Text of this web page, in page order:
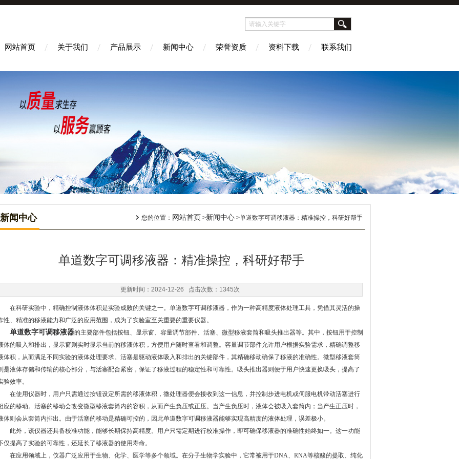
网站首页 关于我们 产品展示 新闻中心 荣誉资质 资料下载 联系我们
新闻中心 您的位置： 网站首页 >新闻中心 >单道数字可调移液器：精准操控，科研好帮手
单道数字可调移液器：精准操控，科研好帮手
更新时间：2024-12-26 点击次数：1345次
科研实验中，精确控制液体体积是实验成败的关键之一。单道数字可调移液器，作为一种高精度液体处理工具，凭借其灵活的操
性、精准的移液能力和广泛的应用范围，成为了实验室至关重要的重要仪器。
单道数字可调移液器的主要部件包括按钮、显示窗、容量调节部件、活塞、微型移液套筒和吸头推出器等。其中，按钮用于控制
体的吸入和排出，显示窗则实时显示当前的移液体积，方便用户随时查看和调整。容量调节部件允许用户根据实验需求，精确调整移
体积，从而满足不同实验的液体处理要求。活塞是驱动液体吸入和排出的关键部件，其精确移动确保了移液的准确性。微型移液套筒
是液体存储和传输的核心部分，与活塞配合紧密，保证了移液过程的稳定性和可靠性。吸头推出器则便于用户快速更换吸头，提高了
验效率。
使用仪器时，用户只需通过按钮设定所需的移液体积，微处理器便会接收到这一信息，并控制步进电机或伺服电机带动活塞进行
应的移动。活塞的移动会改变微型移液套筒内的容积，从而产生负压或正压。当产生负压时，液体会被吸入套筒内；当产生正压时，
体则会从套筒内排出。由于活塞的移动是精确可控的，因此单道数字可调移液器能够实现高精度的液体处理，误差极小。
外，该仪器还具备校准功能，能够长期保持高精度。用户只需定期进行校准操作，即可确保移液器的准确性始终如一。这一功能
仅提高了实验的可靠性，还延长了移液器的使用寿命。
应用领域上，仪器广泛应用于生物、化学、医学等多个领域。在分子生物学实验中，它常被用于DNA、RNA等核酸的提取、纯化